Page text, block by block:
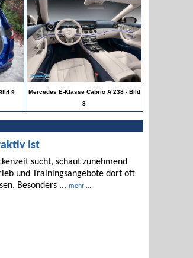
9
Mercedes E-Klasse Cabrio A 238 - Bild
8
ist
sucht, schaut zunehmend
und Trainingsangebote dort oft
Besonders ... mehr ...